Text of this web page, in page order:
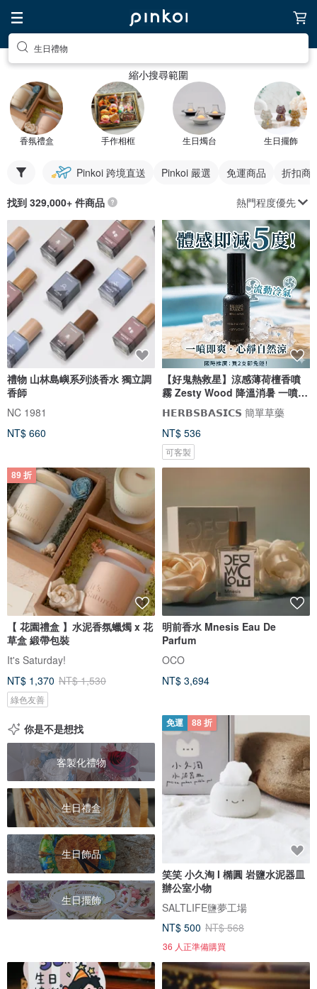
生日禮物
縮小搜尋範圍
香氛禮盒 手作相框 生日燭台 生日擺飾
Pinkoi 跨境直送 Pinkoi 嚴選 免運商品 折扣商
找到 329,000+ 件商品 熱門程度優先
禮物 山林島嶼系列淡香水 獨立調
香師
NC 1981
NT$ 660
【好鬼熱救星】涼感薄荷檀香噴
霧 Zesty Wood 降溫消暑 一噴即
爽
𝗛𝗘𝗥𝗕𝗦𝗕𝗔𝗦𝗜𝗖𝗦 簡單草藥
NT$ 536
可客製
89 折
【 花園禮盒 】水泥香氛蠟燭 x 花
草盒 緞帶包裝
It's Saturday!
NT$ 1,370 NT$ 1,530
綠色友善
明前香水 Mnesis Eau De
Parfum
OCO
NT$ 3,694
你是不是想找
客製化禮物
生日禮盒
生日飾品
生日擺飾
免運 88 折
笑笑 小久淘 I 橢圓 岩鹽水泥器皿
辦公室小物
SALTLIFE鹽夢工場
NT$ 500 NT$ 568
36 人正準備購買